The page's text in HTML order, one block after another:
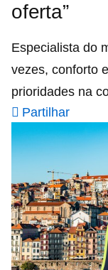
oferta”
Especialista do
vezes, conforto
prioridades na
Partilhar